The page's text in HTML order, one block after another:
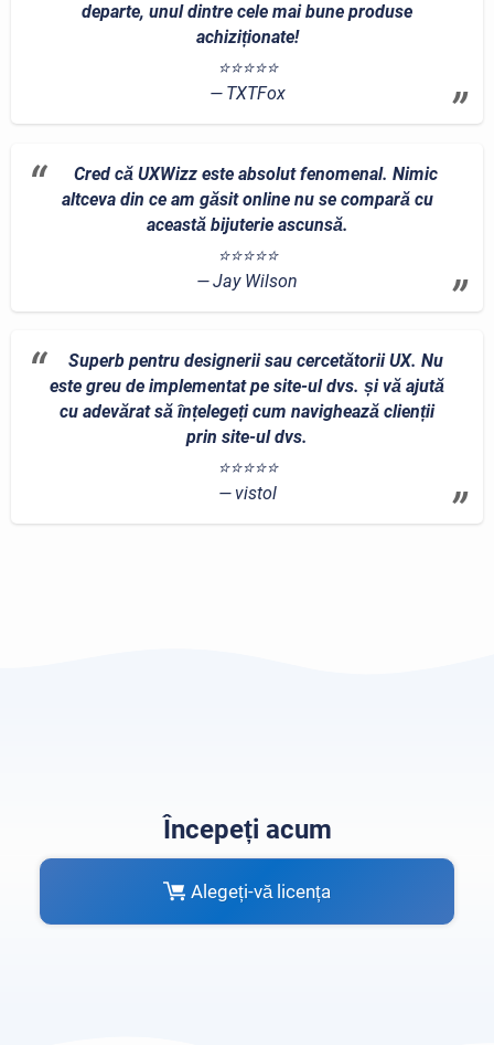
departe, unul dintre cele mai bune produse
achiziționate!
⭐⭐⭐⭐⭐
TXTFox
Cred că UXWizz este absolut fenomenal. Nimic
altceva din ce am găsit online nu se compară cu
această bijuterie ascunsă.
⭐⭐⭐⭐⭐
Jay Wilson
Superb pentru designerii sau cercetătorii UX. Nu
este greu de implementat pe site-ul dvs. și vă ajută
cu adevărat să înțelegeți cum navighează clienții
prin site-ul dvs.
⭐⭐⭐⭐⭐
vistol
Începeți acum
Alegeți-vă licența